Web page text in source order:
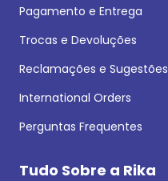
Pagamento e Entrega
Trocas e Devoluções
Reclamações e Sugestões
International Orders
Perguntas Frequentes
Tudo Sobre a Rika